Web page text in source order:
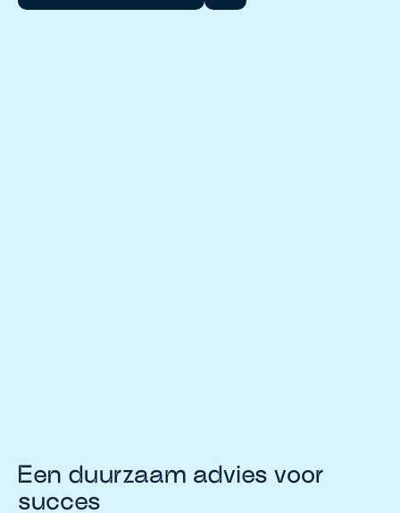
Een duurzaam advies voor
succes